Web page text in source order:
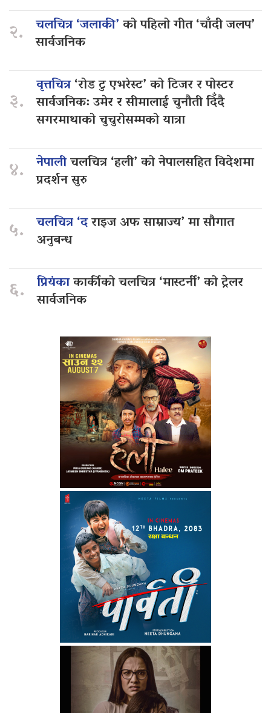
२. चलचित्र ‘जलाकी’को पहिलो गीत ‘चाँदी जलप’
सार्वजनिक
३.
वृत्तचित्र‘रोड टु एभरेस्ट’ को टिजर र पोस्टर
सार्वजनिक: उमेर र सीमालाई चुनौती दिँदै
सगरमाथाको चुचुरोसम्मको यात्रा
४. नेपालीचलचित्र ‘हली’ को नेपालसहित विदेशमा
प्रदर्शन सुरु
५. चलचित्र ‘दराइज अफ साम्राज्य’ मा सौगात
अनुबन्ध
६. प्रियंकाकार्कीको चलचित्र ‘मास्टर्नी’ को ट्रेलर
सार्वजनिक